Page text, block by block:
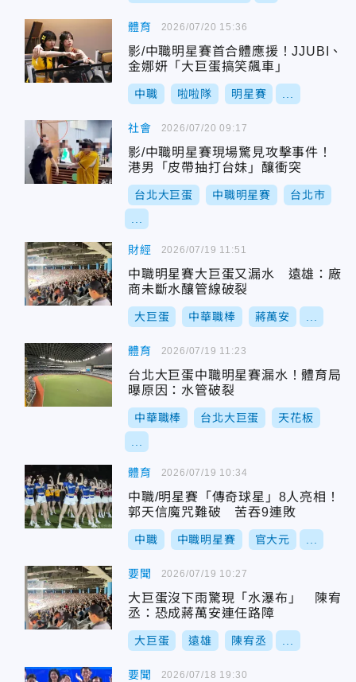
體育
影/中職明星賽首合體應援！JJUBI、
金娜妍「大巨蛋搞笑飆車」
中職 啦啦隊 明星賽
2026/07/20 15:36
社會
影/中職明星賽現場驚見攻擊事件！
港男「皮帶抽打台妹」釀衝突
台北大巨蛋 中職明星賽 台北市
2026/07/20 09:17
財經
中職明星賽大巨蛋又漏水 遠雄：廠
商未斷水釀管線破裂
大巨蛋 中華職棒 蔣萬安
2026/07/19 11:51
體育
台北大巨蛋中職明星賽漏水！體育局
曝原因：水管破裂
中華職棒 台北大巨蛋 天花板
2026/07/19 11:23
體育
中職/明星賽「傳奇球星」8人亮相！
郭天信魔咒難破 苦吞9連敗
中職 中職明星賽 官大元
2026/07/19 10:34
要聞
大巨蛋沒下雨驚現「水瀑布」 陳宥
丞：恐成蔣萬安連任路障
大巨蛋 遠雄 陳宥丞
2026/07/19 10:27
要聞 2026/07/18 19:30